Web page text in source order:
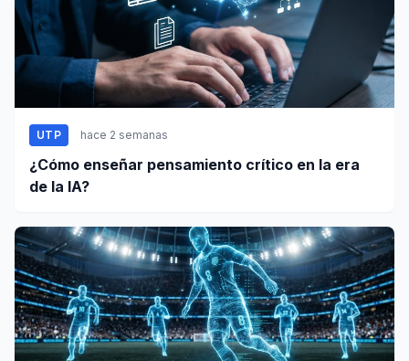
UTP hace 2 semanas
¿Cómo enseñar pensamiento crítico en la era
de la IA?